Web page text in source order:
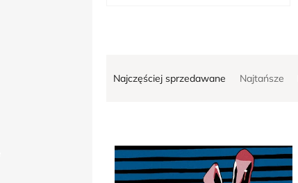
w
Najczęściej sprzedawane Najtańsze